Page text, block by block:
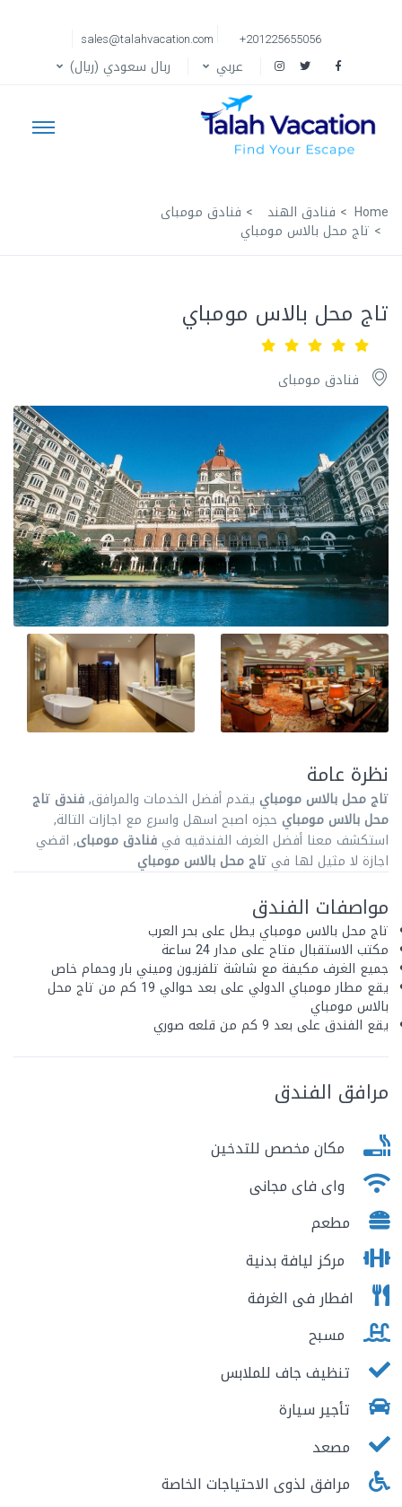
+201225655056
sales@talahvacation.com
عربي ربال سعودي (ريال)
Home فنادق الهند فنادق مومباى
تاج محل بالاس مومباي
تاج محل بالاس مومباي
فنادق مومباى
نظرة عامة
تاج محل بالاس مومباي يقدم أفضل الخدمات والمرافق,فندق تاج
محل بالاس مومباي حجزه اصبح اسهل واسرع مع اجازات التالة,
استكشف معنا أفضل الغرف الفندقيه في فنادق مومباى, اقضي
اجازة لا مثيل لها في تاج محل بالاس مومباي
مواصفات الفندق
تاج محل بالاس مومباي يطل على بحر العرب
مكتب الاستقبال متاح على مدار 24 ساعة
جميع الغرف مكيفة مع شاشة تلفزيون وميني بار وحمام خاص
يقع مطار مومباي الدولي على بعد حوالي 19 كم من تاج محل
بالاس مومباي
يقع الفندق على بعد 9 كم من قلعه صوري
مرافق الفندق
مكان مخصص للتدخين
واى فاى مجانى
مطعم
مركز ليافة بدنية
افطار فى الغرفة
مسبح
تنظيف جاف للملابس
تأجير سيارة
مصعد
مرافق لذوى الاحتياجات الخاصة